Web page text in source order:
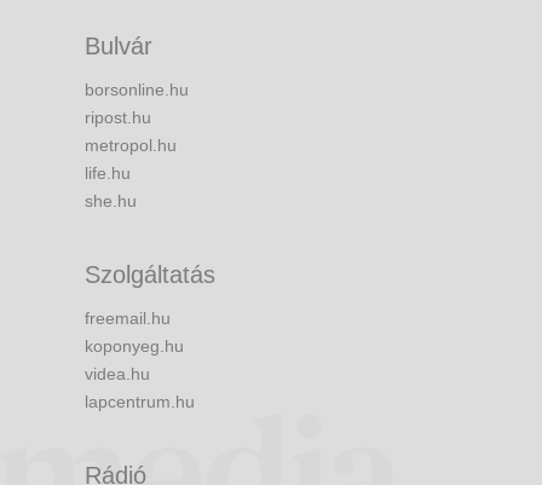
Bulvár
borsonline.hu
ripost.hu
metropol.hu
life.hu
she.hu
Szolgáltatás
freemail.hu
koponyeg.hu
videa.hu
lapcentrum.hu
Rádió